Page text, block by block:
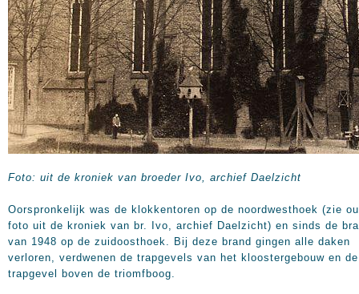
Foto: uit de kroniek van broeder Ivo, archief Daelzicht
Oorspronkelijk was de klokkentoren op de noordwesthoek (zie
foto uit de kroniek van br. Ivo, archief Daelzicht) en sinds de
van 1948 op de zuidoosthoek. Bij deze brand gingen alle daken
verloren, verdwenen de trapgevels van het kloostergebouw en de
trapgevel boven de triomfboog.